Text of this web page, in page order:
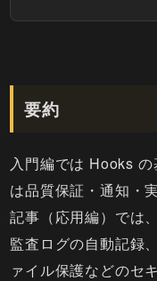
要約
入門編では Hooks
は品質保証・通知・
記事（応用編）では
監査ログの自動記録
ァイル保護などのセ